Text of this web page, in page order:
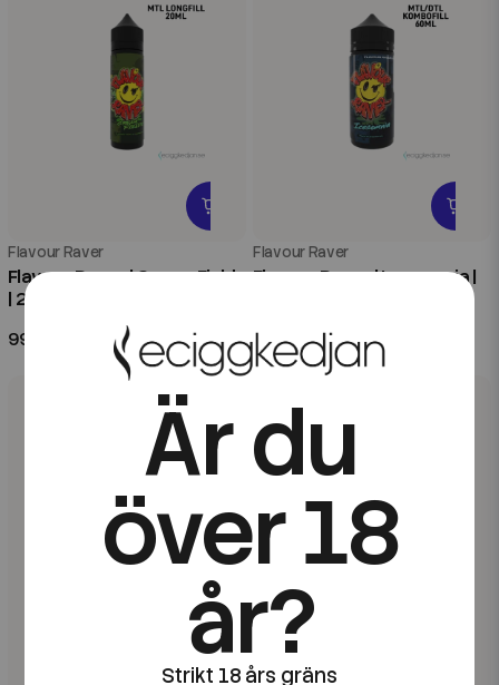
Flavour Raver
Flavour Raver | Cream Fieldz
| 20ml Longfill
99 kr
Flavour Raver
Flavour Raver | Icesomnia |
99 kr
Är du
över 18
år?